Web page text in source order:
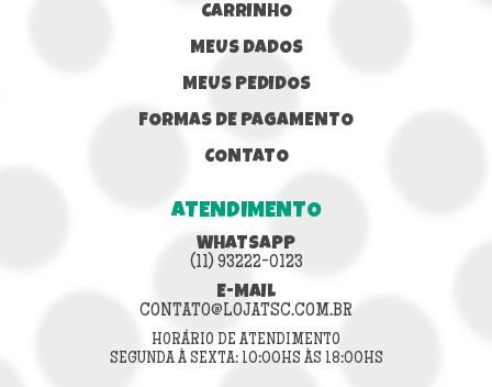
CARRINHO
MEUS DADOS
MEUS PEDIDOS
FORMAS DE PAGAMENTO
CONTATO
ATENDIMENTO
WHATSAPP
(11) 93222-0123
E-MAIL
CONTATO@LOJATSC.COM.BR
HORÁRIO DE ATENDIMENTO
SEGUNDA À SEXTA: 10:00HS ÀS 18:00HS